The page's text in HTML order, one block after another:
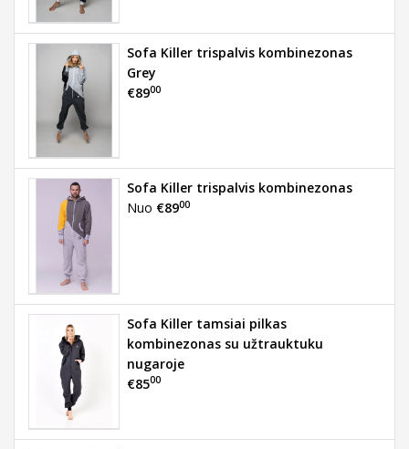
Sofa Killer trispalvis kombinezonas
Grey
€8900
Sofa Killer trispalvis kombinezonas
Nuo €8900
Sofa Killer tamsiai pilkas
kombinezonas su užtrauktuku
nugaroje
€8500